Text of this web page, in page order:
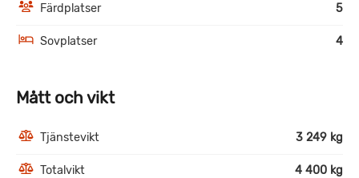
Färdplatser 5
Sovplatser 4
Mått och vikt
Tjänstevikt 3 249 kg
Totalvikt 4 400 kg